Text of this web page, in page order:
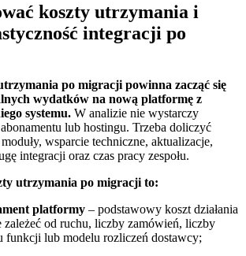
koszty utrzymania i
integracji po
po migracji powinna zacząć się
wydatków na nową platformę z
systemu. W analizie nie wystarczy
lub hostingu. Trzeba doliczyć
wsparcie techniczne, aktualizacje,
integracji oraz czas pracy zespołu.
utrzymania po migracji to:
platformy – podstawowy koszt działania
zależeć od ruchu, liczby zamówień, liczby
funkcji lub modelu rozliczeń dostawcy;